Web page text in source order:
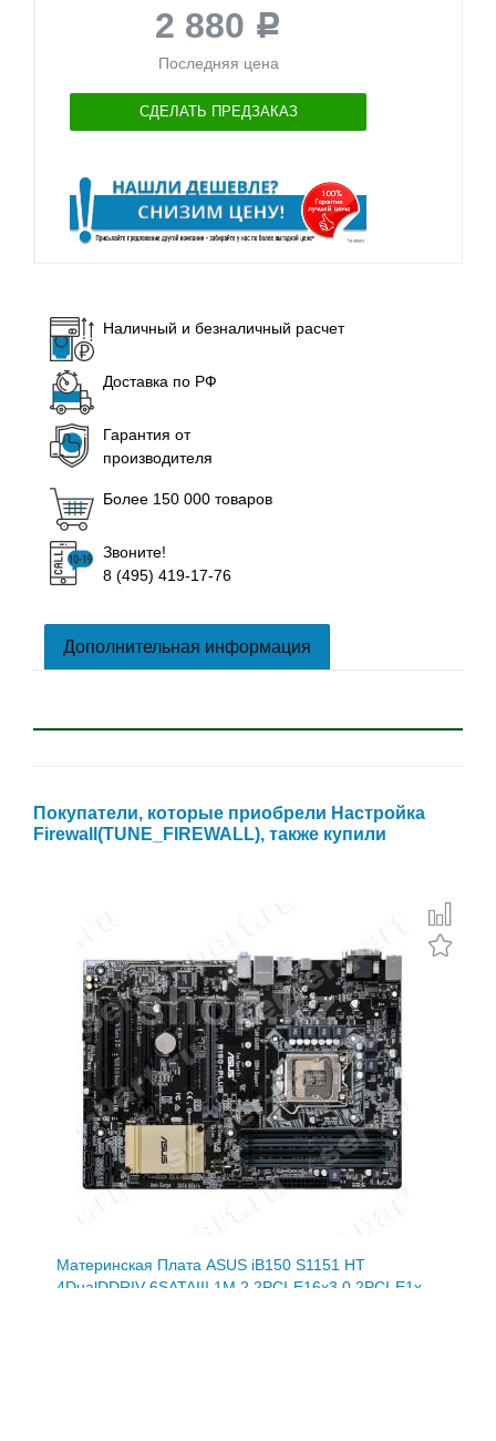
2 880 Р
Последняя цена
СДЕЛАТЬ ПРЕДЗАКАЗ
Наличный и безналичный расчет
Доставка по РФ
Гарантия от
производителя
Более 150 000 товаров
Звоните!
8 (495) 419-17-76
Дополнительная информация
Покупатели, которые приобрели Настройка
Firewall(TUNE_FIREWALL), также купили
Материнская Плата ASUS iB150 S1151 HT
4DualDDRIV 6SATAIII 1M.2 2PCI-E16x3.0 2PCI-E1x